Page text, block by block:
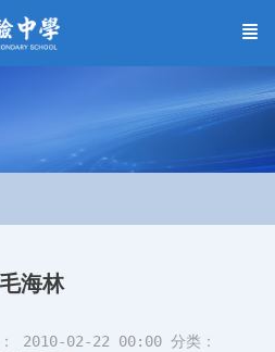
毛海林
： 2010-02-22 00:00 分类：